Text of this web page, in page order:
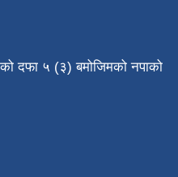
दफा ५ (३) बमोजिमको नपाको